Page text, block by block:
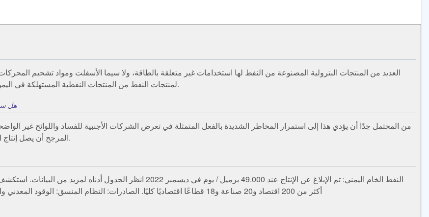
العديد من المنتجات البترولية المصنوعة من النفط لها استخدامات غير متعلقة بالطاقة، ولا سيما الأسفلت ومواد تشحيم
لمنتجات النفط من المنتجات النفطية المستهلكة في اليمن، أقل من نصف السكان لديهم إمكانية الوصول إلى الكهرباء.
هل
من المحتمل جدًا أن يؤدي هذا إلى استمرار المخاطر الشديدة بالفعل المتمثلة في تعرض الشركات الأجنبية للفساد واللوائح غير
المرجح أن يصل إنتاج النفط في اليمن إلى مستويات ما قبل الصراع قبل عام 2024.
أكثر من 200 اقتصاد و20 صناعة و18 قطاعًا اقتصاديًا كليًا. الصادرات: النظام المنسق: الوقود المعدني والزيوت ومنتجات التقطير والزيت البيتوميني... (السنة المالية)